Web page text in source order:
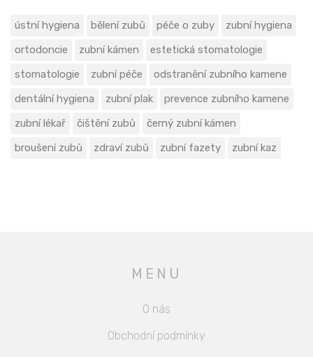
ústní hygiena bělení zubů péče o zuby
zubní hygiena
ortodoncie
zubní kámen
estetická stomatologie
stomatologie
zubní péče
odstranění zubního kamene
dentální hygiena
zubní plak
prevence zubního kamene
zubní lékař
čištění zubů
černý zubní kámen
broušení zubů
zdraví zubů zubní fazety zubní kaz
MENU
O nás
Obchodní podmínky